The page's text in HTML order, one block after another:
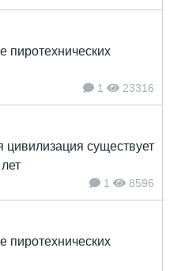
пиротехнических
1 23316
цивилизация существует
1 8596
пиротехнических